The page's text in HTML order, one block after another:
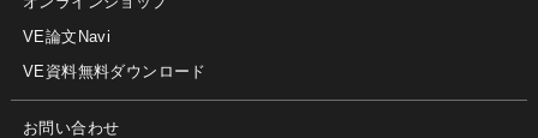
VE論文Navi
VE資料無料ダウンロード
お問い合わせ